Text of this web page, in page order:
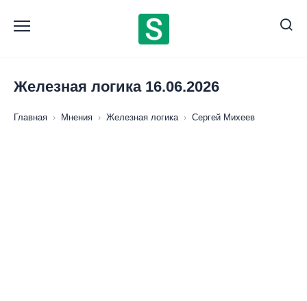
содержанию
Железная логика 16.06.2026
Главная › Мнения › Железная логика › Сергей Михеев